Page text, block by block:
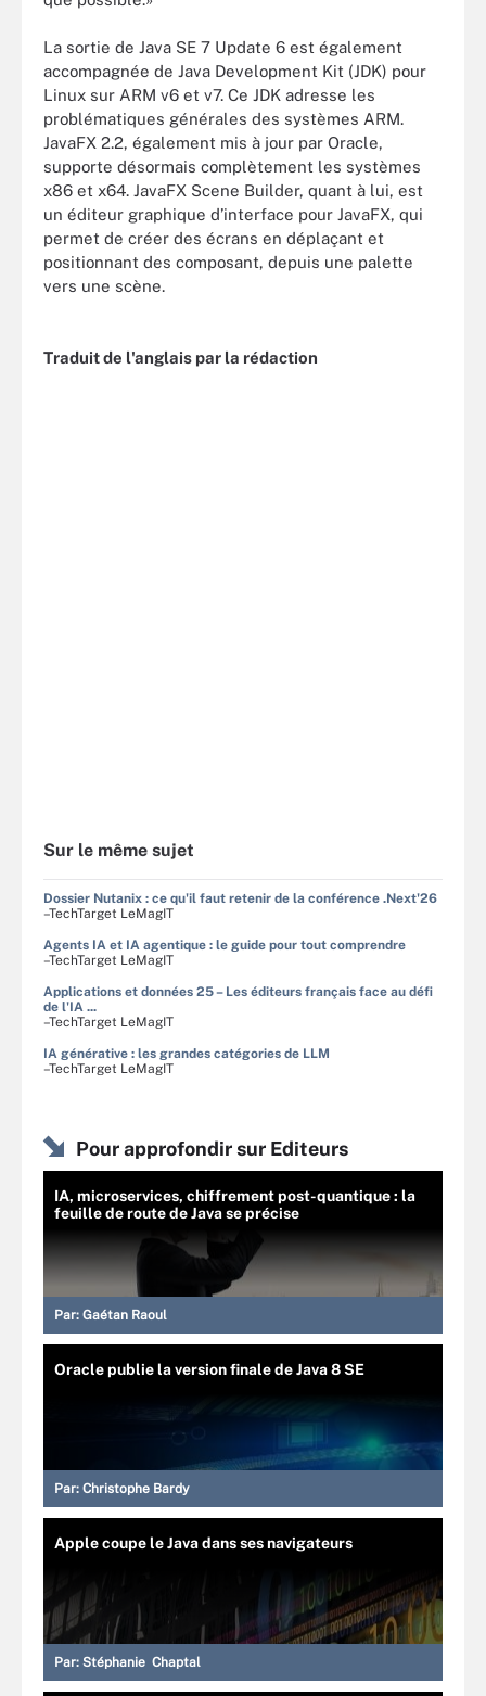
La sortie de Java SE 7 Update 6 est également
accompagnée de Java Development Kit (JDK) pour
Linux sur ARM v6 et v7. Ce JDK adresse les
problématiques générales des systèmes ARM.
JavaFX 2.2, également mis à jour par Oracle,
supporte désormais complètement les systèmes
x86 et x64. JavaFX Scene Builder, quant à lui, est
un éditeur graphique d’interface pour JavaFX, qui
permet de créer des écrans en déplaçant et
positionnant des composant, depuis une palette
vers une scène.
Traduit de l'anglais par la rédaction
Sur le même sujet
Dossier Nutanix : ce qu'il faut retenir de la conférence .Next'26
–TechTarget LeMagIT
Agents IA et IA agentique : le guide pour tout comprendre
–TechTarget LeMagIT
Applications et données 25 – Les éditeurs français face au défi
de l'IA ...
–TechTarget LeMagIT
IA générative : les grandes catégories de LLM
–TechTarget LeMagIT
Pour approfondir sur Editeurs
IA, microservices, chiffrement post-quantique : la
feuille de route de Java se précise
Par: Gaétan Raoul
Oracle publie la version finale de Java 8 SE
Par: Christophe Bardy
Apple coupe le Java dans ses navigateurs
Par: Stéphanie Chaptal